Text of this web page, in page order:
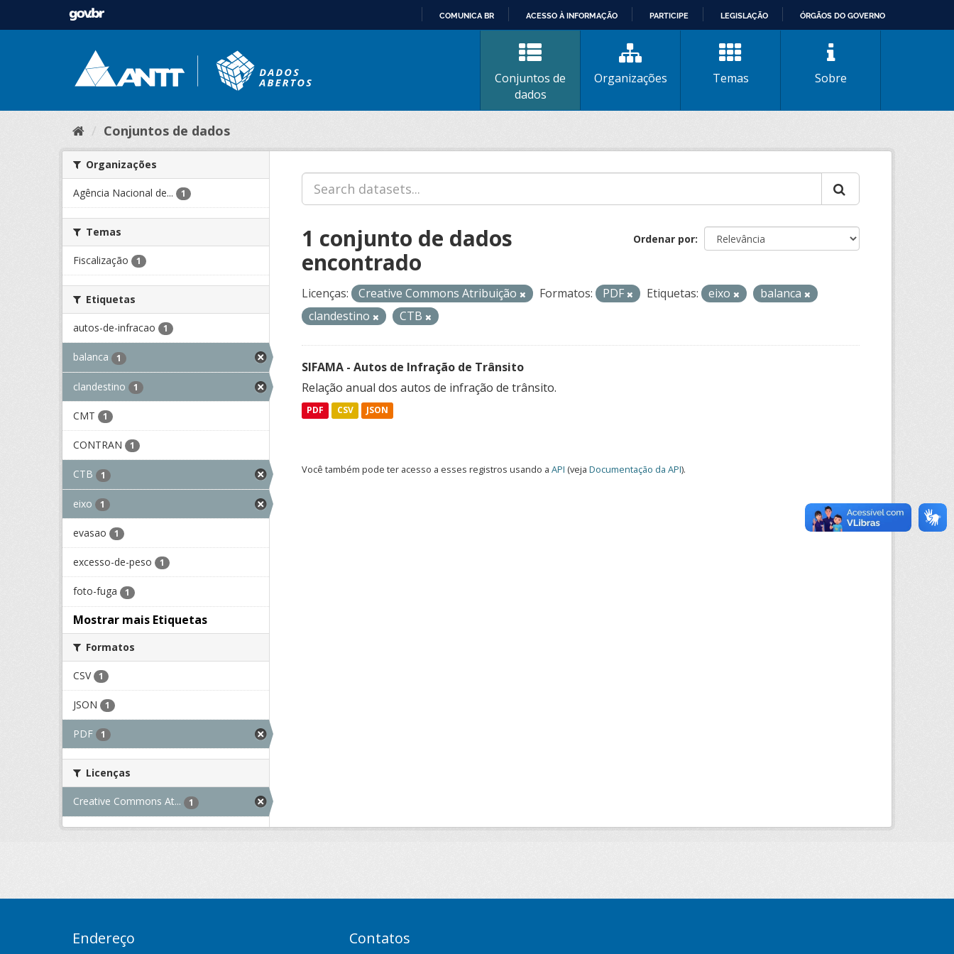
CONTEÚDO
COMUNICA BR ACESSO À INFORMAÇÃO PARTICIPE LEGISLAÇÃO ÓRGÃOS DO GOVERNO
Conjuntos de
dados
Organizações Temas Sobre
Conjuntos de dados
Organizações
Agência Nacional de... 1
Temas
Fiscalização 1
Etiquetas
autos-de-infracao 1
balanca 1
clandestino 1
CMT 1
CONTRAN 1
CTB 1
eixo 1
evasao 1
excesso-de-peso 1
foto-fuga 1
Mostrar mais Etiquetas
Formatos
CSV 1
JSON 1
PDF 1
Licenças
Creative Commons At... 1
Ordenar por
1 conjunto de dados
encontrado
Licenças: Creative Commons Atribuição Formatos: PDF Etiquetas: eixo
balanca
clandestino
CTB
SIFAMA - Autos de Infração de Trânsito
Relação anual dos autos de infração de trânsito.
PDF CSV JSON
Você também pode ter acesso a esses registros usando a API (veja Documentação da API).
Endereço Contatos